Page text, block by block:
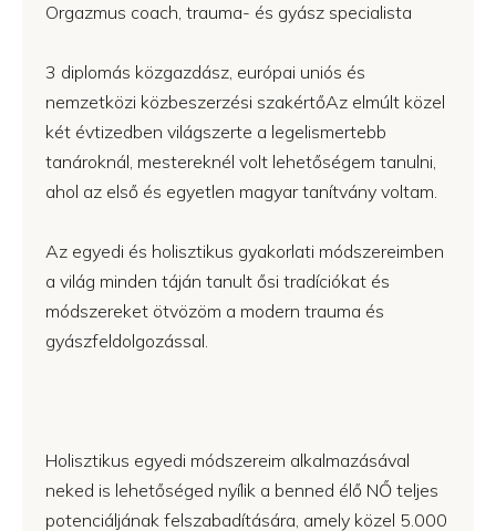
Orgazmus coach, trauma- és gyász specialista
3 diplomás közgazdász, európai uniós és
nemzetközi közbeszerzési szakértőAz elmúlt közel
két évtizedben világszerte a legelismertebb
tanároknál, mestereknél volt lehetőségem tanulni,
ahol az első és egyetlen magyar tanítvány voltam.
Az egyedi és holisztikus gyakorlati módszereimben
a világ minden táján tanult ősi tradíciókat és
módszereket ötvözöm a modern trauma és
gyászfeldolgozással.
Holisztikus egyedi módszereim alkalmazásával
neked is lehetőséged nyílik a benned élő NŐ teljes
potenciáljának felszabadítására, amely közel 5.000